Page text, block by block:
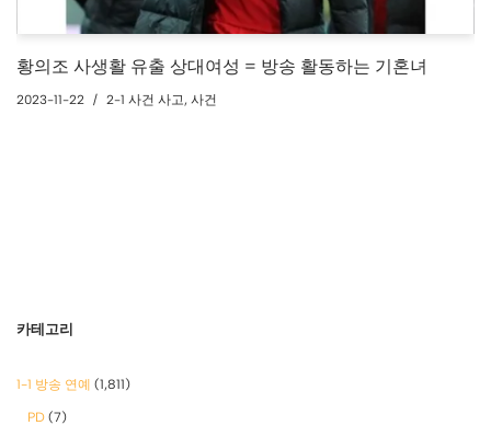
황의조 사생활 유출 상대여성 = 방송 활동하는 기혼녀
2023-11-22 2-1 사건 사고, 사건
카테고리
1-1 방송 연예 (1,811)
PD (7)